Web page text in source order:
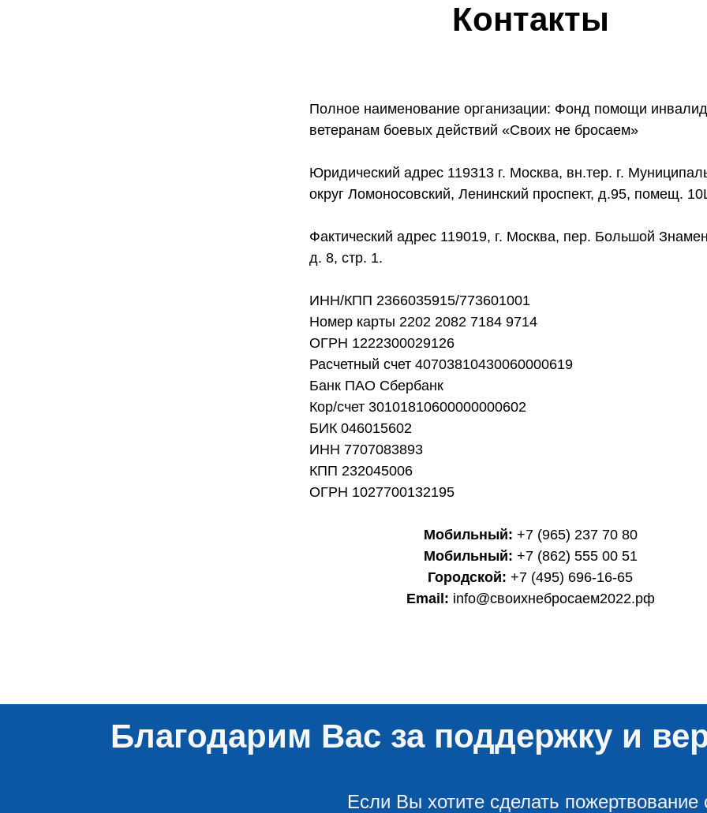
Контакты
Полное наименование организации: Фонд помощи
ветеранам боевых действий «Своих не бросаем»
Юридический адрес 119313 г. Москва, вн.тер. г.
округ Ломоносовский, Ленинский проспект, д.95, помещ.
Фактический адрес 119019, г. Москва, пер. Большой
д. 8, стр. 1.
ИНН/КПП 2366035915/773601001
Номер карты 2202 2082 7184 9714
ОГРН 1222300029126
Расчетный счет 40703810430060000619
Банк ПАО Сбербанк
Кор/счет 30101810600000000602
БИК 046015602
ИНН 7707083893
КПП 232045006
ОГРН 1027700132195
Мобильный: +7 (965) 237 70 80
Мобильный: +7 (862) 555 00 51
Городской: +7 (495) 696-16-65
Email: info@своихнебросаем2022.рф
Благодарим Вас за поддержку и
Если Вы хотите сделать пожертвование